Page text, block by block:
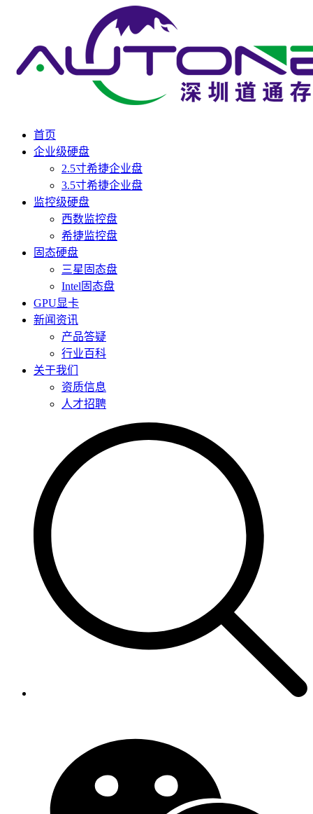
首页
企业级硬盘
2.5寸希捷企业盘
3.5寸希捷企业盘
监控级硬盘
西数监控盘
希捷监控盘
固态硬盘
三星固态盘
Intel固态盘
GPU显卡
新闻资讯
产品答疑
行业百科
关于我们
资质信息
人才招聘